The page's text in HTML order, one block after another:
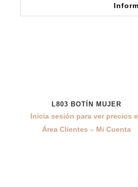
L803 BOTÍN MUJER
Inicia sesión para ver precios
Área Clientes – Mi Cuenta